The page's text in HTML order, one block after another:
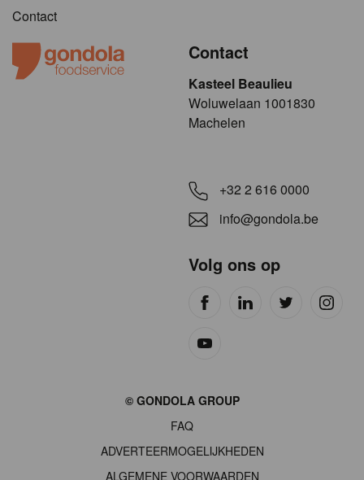
Contact
Contact
Kasteel Beaulieu
​​​Woluwelaan 1001830
Machelen
+32 2 616 0000
info@gondola.be
Volg ons op
© GONDOLA GROUP
FAQ
ADVERTEERMOGELIJKHEDEN
ALGEMENE VOORWAARDEN